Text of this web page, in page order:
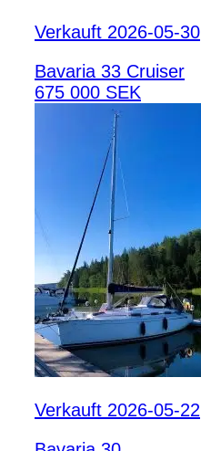
Verkauft 2026-05-30
Bavaria 33 Cruiser
675 000 SEK
Verkauft 2026-05-22